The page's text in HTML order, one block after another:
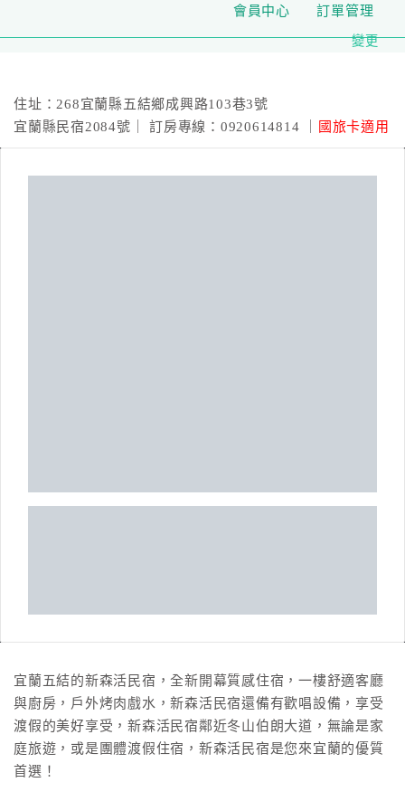
會員中心 訂單管理
變更
住址：268宜蘭縣五結鄉成興路103巷3號
宜蘭縣民宿2084號｜ 訂房專線：0920614814 ｜
國旅卡適用
宜蘭五結的新森活民宿，全新開幕質感住宿，一樓舒適客廳
與廚房，戶外烤肉戲水，新森活民宿還備有歡唱設備，享受
渡假的美好享受，新森活民宿鄰近冬山伯朗大道，無論是家
庭旅遊，或是團體渡假住宿，新森活民宿是您來宜蘭的優質
首選！